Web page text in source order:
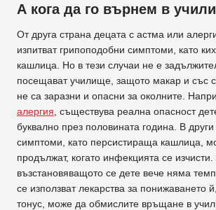
А кога да го върнем в
От друга страна децата с астма или
изпитват грипоподобни симптоми, като
кашлица. Но в тези случаи не е
посещават училище, защото макар и със
не са заразни и опасни за околните.
алергия , съществува реална опасност
буквално през половината година. В други
симптоми, като персистираща кашлица,
продължат, когато инфекцията се изчисти.
възстановяващото се дете вече няма
се използват лекарства за понижаването
тонус, може да обмислите връщане в